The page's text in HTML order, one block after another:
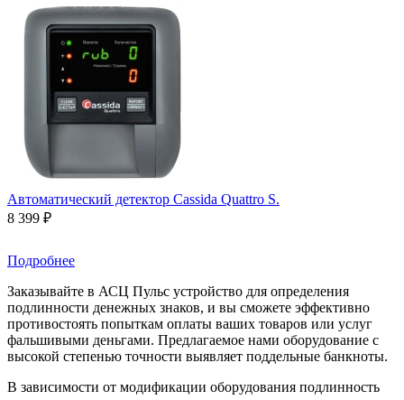
Автоматический детектор Cassida Quattro S.
8 399 ₽
Подробнее
Заказывайте в АСЦ Пульс устройство для определения
подлинности денежных знаков, и вы сможете эффективно
противостоять попыткам оплаты ваших товаров или услуг
фальшивыми деньгами. Предлагаемое нами оборудование с
высокой степенью точности выявляет поддельные банкноты.
В зависимости от модификации оборудования подлинность